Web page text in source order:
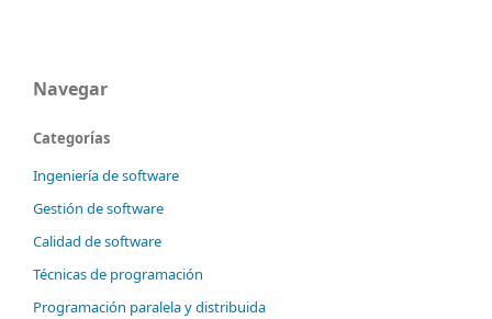
Navegar
Categorías
Ingeniería de software
Gestión de software
Calidad de software
Técnicas de programación
Programación paralela y distribuida